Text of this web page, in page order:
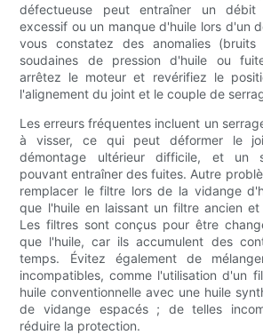
défectueuse peut entraîner un
excessif ou un manque d'huile lors d'un
vous constatez des anomalies (bruits
soudaines de pression d'huile ou
arrêtez le moteur et revérifiez le
l'alignement du joint et le couple de
Les erreurs fréquentes incluent un
à visser, ce qui peut déformer le
démontage ultérieur difficile, et un
pouvant entraîner des fuites. Autre
remplacer le filtre lors de la vidange
que l'huile en laissant un filtre ancien
Les filtres sont conçus pour être
que l'huile, car ils accumulent des
temps. Évitez également de
incompatibles, comme l'utilisation d'un
huile conventionnelle avec une huile
de vidange espacés ; de telles
réduire la protection.